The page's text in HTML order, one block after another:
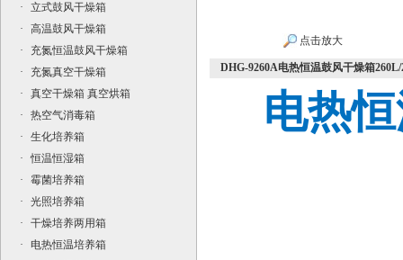
·
立式鼓风干燥箱
·
高温鼓风干燥箱
·
充氮恒温鼓风干燥箱
·
充氮真空干燥箱
·
真空干燥箱 真空烘箱
·
热空气消毒箱
·
生化培养箱
·
恒温恒湿箱
·
霉菌培养箱
·
光照培养箱
·
干燥培养两用箱
·
电热恒温培养箱
点击放大
DHG-9260A电热恒温鼓风干燥箱260L/
电热